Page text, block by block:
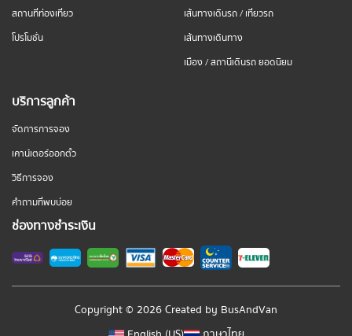
สถานที่ท่องเที่ยว
โปรโมชั่น
เส้นทางเดินรถ / เที่ยวรถ
เส้นทางเดินทาง
เมือง / สถานีเดินรถ ยอดนิยม
บริการลูกค้า
จัดการการจอง
เคาน์เตอร์ออกตั๋ว
วิธีการจอง
คำถามที่พบบ่อย
ช่องทางชำระเงิน
Copyright © 2026 Created by BusAndVan